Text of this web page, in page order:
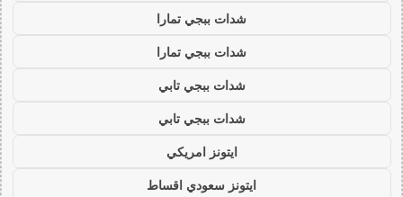
شدات ببجي تمارا
شدات ببجي تمارا
شدات ببجي تابي
شدات ببجي تابي
ايتونز امريكي
ايتونز سعودي اقساط